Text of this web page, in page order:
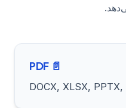
📄 PDF
DOCX, XLSX,